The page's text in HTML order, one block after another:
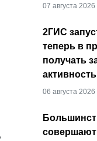
07 августа 2026
2ГИС
теперь в
получать
активность
06 августа 2026
совершают